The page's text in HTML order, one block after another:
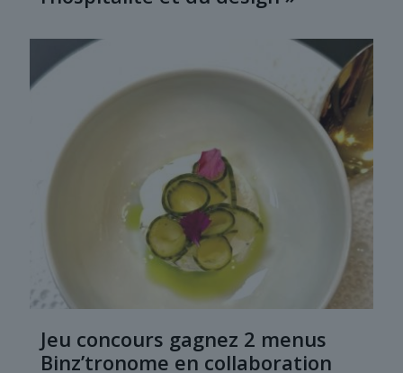
Jeu concours gagnez 2 menus
Binz’tronome en collaboration